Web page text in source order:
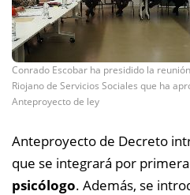
Conrado Escobar ha presidido la
Riojano de Servicios Sociales que ha
Anteproyecto de ley
Anteproyecto de Decreto
que se integrará por primera
psicólogo. Además, se